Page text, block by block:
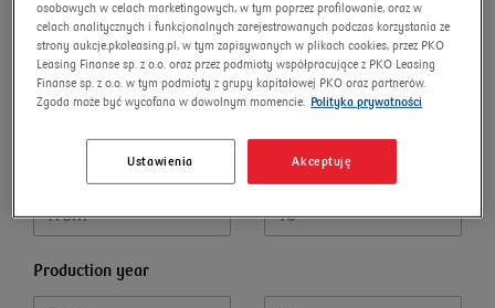
Parking
Starting price
Production year
osobowych w celach marketingowych, w tym poprzez profilowanie, oraz w
celach analitycznych i funkcjonalnych zarejestrowanych podczas korzystania ze
strony aukcje.pkoleasing.pl, w tym zapisywanych w plikach cookies, przez PKO
Leasing Finanse sp. z o.o. oraz przez podmioty współpracujące z PKO Leasing
Finanse sp. z o.o. w tym podmioty z grupy kapitałowej PKO oraz partnerów.
Zgoda może być wycofana w dowolnym momencie. Polityka prywatności
Akceptuję
Ustawienia